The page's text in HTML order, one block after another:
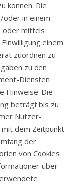
können. Die
oder in einem
oder mittels
einem
zuordnen zu
zu den
Diensten
Hinweise: Die
beträgt bis zu
Nutzer-
dem Zeitpunkt
der
von Cookies
über